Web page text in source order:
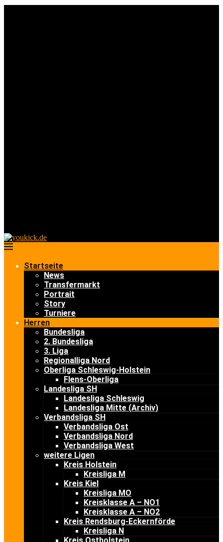
Startseite
News
Transfermarkt
Portrait
Story
Turniere
Herren
Bundesliga
2. Bundesliga
3. Liga
Regionalliga Nord
Oberliga Schleswig-Holstein
Flens-Oberliga
Landesliga SH
Landesliga Schleswig
Landesliga Mitte (Archiv)
Verbandsliga SH
Verbandsliga Ost
Verbandsliga Nord
Verbandsliga West
weitere Ligen
Kreis Holstein
Kreisliga M
Kreis Kiel
Kreisliga MO
Kreisklasse A – NO1
Kreisklasse A – NO2
Kreis Rendsburg-Eckernförde
Kreisliga N